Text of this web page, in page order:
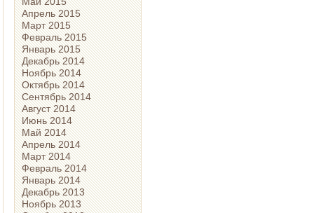
Апрель 2015
Март 2015
Февраль 2015
Январь 2015
Декабрь 2014
Ноябрь 2014
Октябрь 2014
Сентябрь 2014
Август 2014
Июнь 2014
Май 2014
Апрель 2014
Март 2014
Февраль 2014
Январь 2014
Декабрь 2013
Ноябрь 2013